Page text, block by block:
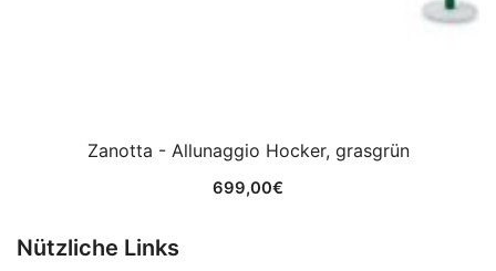
Zanotta - Allunaggio Hocker, grasgrün
699,00€
Nützliche Links